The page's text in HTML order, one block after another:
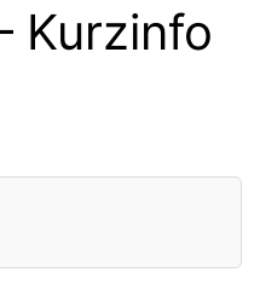
Kurzinfo